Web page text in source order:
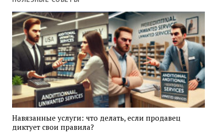
Навязанные услуги: что делать, если продавец
диктует свои правила?